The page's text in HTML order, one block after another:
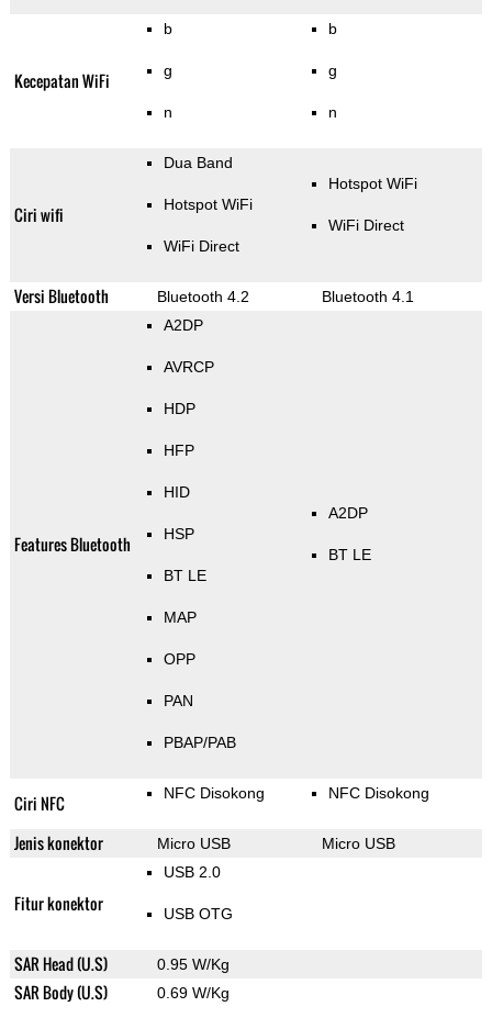
Kecepatan WiFi
b
g
n
b
g
n
Ciri wifi
Dua Band
Hotspot WiFi
WiFi Direct
Hotspot WiFi
WiFi Direct
Versi Bluetooth Bluetooth 4.2 Bluetooth 4.1
Features Bluetooth
A2DP
AVRCP
HDP
HFP
HID
HSP
BT LE
MAP
OPP
PAN
PBAP/PAB
A2DP
BT LE
Ciri NFC NFC Disokong NFC Disokong
Jenis konektor Micro USB Micro USB
Fitur konektor
USB 2.0
USB OTG
SAR Head (U.S) 0.95 W/Kg
SAR Body (U.S) 0.69 W/Kg